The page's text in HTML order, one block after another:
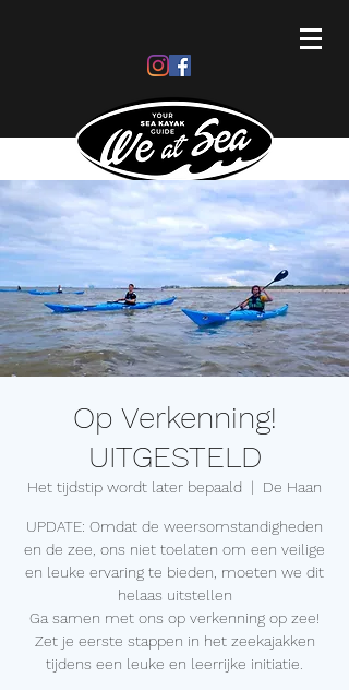
Op Verkenning!
UITGESTELD
Het tijdstip wordt later bepaald
  |
De Haan
UPDATE: Omdat de weersomstandigheden
en de zee, ons niet toelaten om een veilige
en leuke ervaring te bieden, moeten we dit
helaas uitstellen
Ga samen met ons op verkenning op zee!
Zet je eerste stappen in het zeekajakken